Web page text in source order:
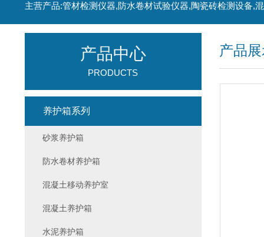
产品
产品中心
PRODUCTS
养护箱系列
砂浆养护箱
防水卷材养护箱
混凝土移动养护室
混凝土养护箱
水泥养护箱